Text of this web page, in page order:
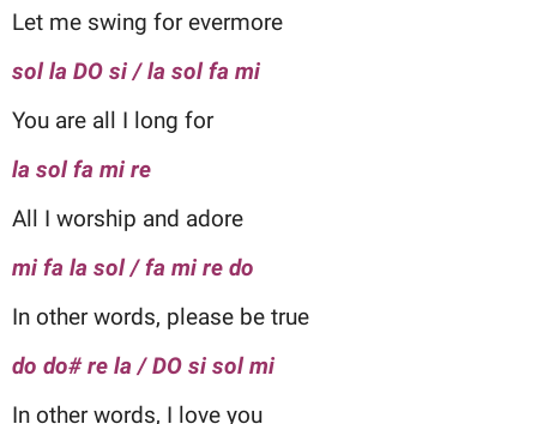
Let me swing for evermore
sol la DO si / la sol fa mi
You are all I long for
la sol fa mi re
All I worship and adore
mi fa la sol / fa mi re do
In other words, please be true
do do# re la / DO si sol mi
In other words, I love you